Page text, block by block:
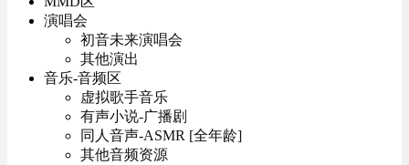
演唱会
初音未来演唱会
其他演出
音乐-音频区
虚拟歌手音乐
有声小说-广播剧
同人音声-ASMR [全年龄]
其他音频资源